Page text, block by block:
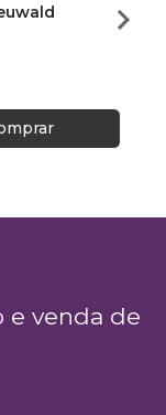
R$
e venda de